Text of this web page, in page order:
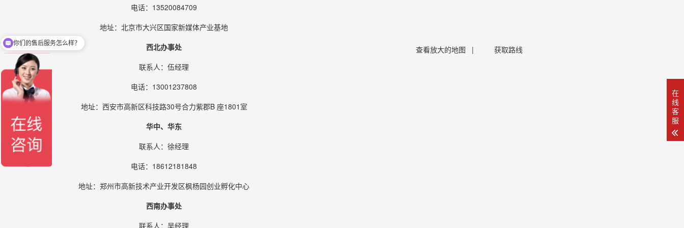
电话：13520084709
地址：北京市大兴区国家新媒体产业基地
西北办事处
联系人：伍经理
电话：13001237808
地址：西安市高新区科技路30号合力紫郡B 座1801室
华中、华东
联系人：徐经理
电话：18612181848
地址：郑州市高新技术产业开发区枫杨园创业孵化中心
西南办事处
联系人：吴经理
查看放大的地图 | 获取路线
在
线
客
服
你们的售后服务怎么样？